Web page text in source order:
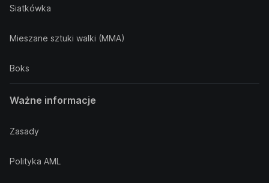
Siatkówka
Mieszane sztuki walki (MMA)
Boks
Ważne informacje
Zasady
Polityka AML